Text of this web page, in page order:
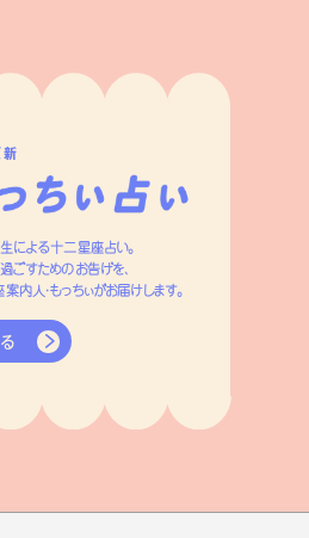
による十二星座占い。
ごすためのお告げを、
内人・もっちぃがお届けします。